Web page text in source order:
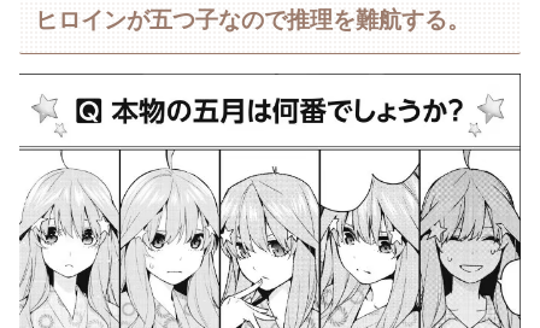
ヒロインが五つ子なので推理を難航する。